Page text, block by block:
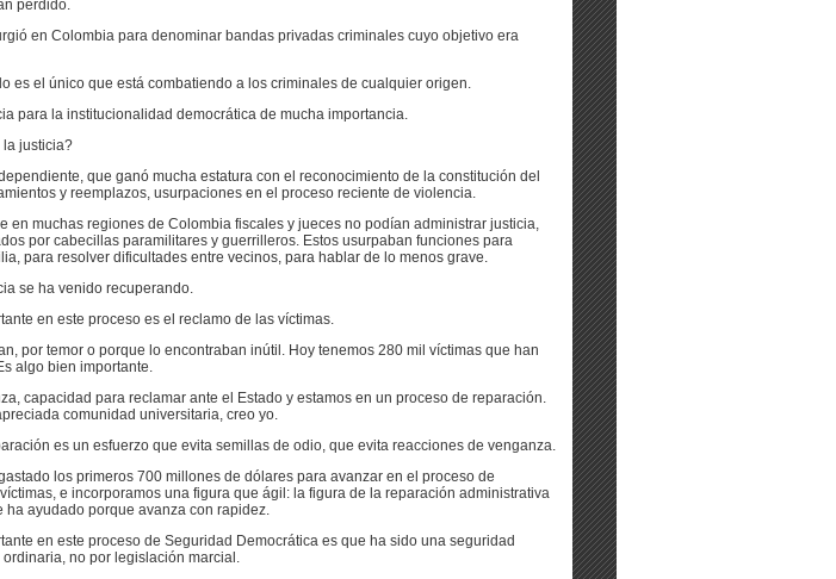
perdido.
en Colombia para denominar bandas privadas criminales cuyo objetivo era
es el único que está combatiendo a los criminales de cualquier origen.
para la institucionalidad democrática de mucha importancia.
la justicia?
que ganó mucha estatura con el reconocimiento de la constitución del
y reemplazos, usurpaciones en el proceso reciente de violencia.
en muchas regiones de Colombia fiscales y jueces no podían administrar justicia,
por cabecillas paramilitares y guerrilleros. Estos usurpaban funciones para
para resolver dificultades entre vecinos, para hablar de lo menos grave.
se ha venido recuperando.
en este proceso es el reclamo de las víctimas.
por temor o porque lo encontraban inútil. Hoy tenemos 280 mil víctimas que han
algo bien importante.
capacidad para reclamar ante el Estado y estamos en un proceso de reparación.
comunidad universitaria, creo yo.
es un esfuerzo que evita semillas de odio, que evita reacciones de venganza.
los primeros 700 millones de dólares para avanzar en el proceso de
e incorporamos una figura que ágil: la figura de la reparación administrativa
ha ayudado porque avanza con rapidez.
en este proceso de Seguridad Democrática es que ha sido una seguridad
no por legislación marcial.